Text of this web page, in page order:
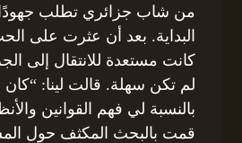
من شاب جزائري تطلب
البداية. بعد أن عثرت على
كانت مستعدة للانتقال إلى
لم تكن سهلة. قالت لينا:
بالنسبة لي فهم القوانين
قمت بالبحث المكثف حول